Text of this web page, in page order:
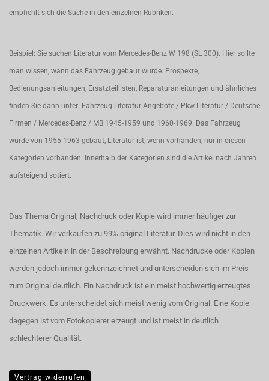
empfiehlt sich die Suche in den einzelnen Rubriken.
Beispiel: Sie suchen Literatur vom Mercedes-Benz W 198 (SL 300). Hier sollte
man wissen, wann das Fahrzeug gebaut wurde. Prospekte,
Bedienungsanleitungen, Ersatzteillisten, Reparaturanleitungen und ähnliches
finden Sie dann unter: Fahrzeug Literatur Angebote / Pkw Literatur / Deutsche
Firmen / Mercedes-Benz / MB 1945-1959 und 1960-1969. Das Fahrzeug
wurde von 1955-1963 gebaut, Literatur ist, wenn vorhanden, nur in diesen
Kategorien vorhanden. Innerhalb der Kategorien sind die Artikel nach Jahren
aufsteigend sotiert.
Das Thema Original, Nachdruck oder Kopie wird immer häufiger zur
Thematik. Wir verkaufen zu 99% original Literatur. Dies wird nicht in den
einzelnen Artikeln in der Beschreibung erwähnt. Nachdrucke oder Kopien
werden jedoch immer gekennzeichnet und unterscheiden sich im Preis
zum Original deutlich. Ein Nachdruck ist ein meist hochwertig erzeugtes
Druckwerk. Es unterscheidet sich meist wenig vom Original. Eine Kopie
dagegen ist vom Fotokopierer erzeugt und ist meist in deutlich
schlechterer Qualität.
Vertrag widerrufen